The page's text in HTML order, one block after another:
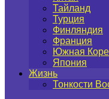
Тайланд
Турция
Финляндия
Франция
Южная
Япония
Жизнь
Тонкости